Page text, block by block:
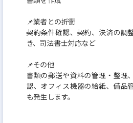
📌業者との折衝
契約条件確認、契約、決済の調
き、司法書士対応など
📌その他
書類の郵送や資料の管理・整理
認、オフィス機器の給紙、備品
も発生します。